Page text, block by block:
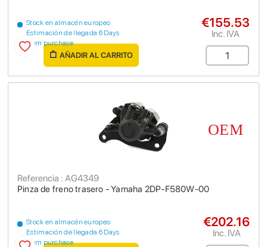
Stock en almacén europeo
Estimación de llegada 6 Days
from purchase
€155.53
Inc. IVA
AÑADIR AL CARRITO
Pinza de freno trasero - Yamaha 2DP-F580W-00
Referencia : AG4349
Stock en almacén europeo
Estimación de llegada 6 Days
from purchase
€202.16
Inc. IVA